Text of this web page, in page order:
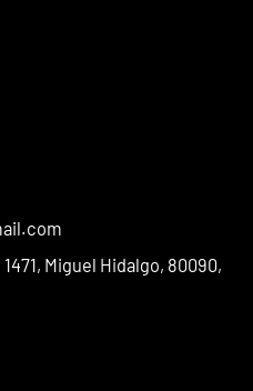
Miguel Hidalgo, 80090,